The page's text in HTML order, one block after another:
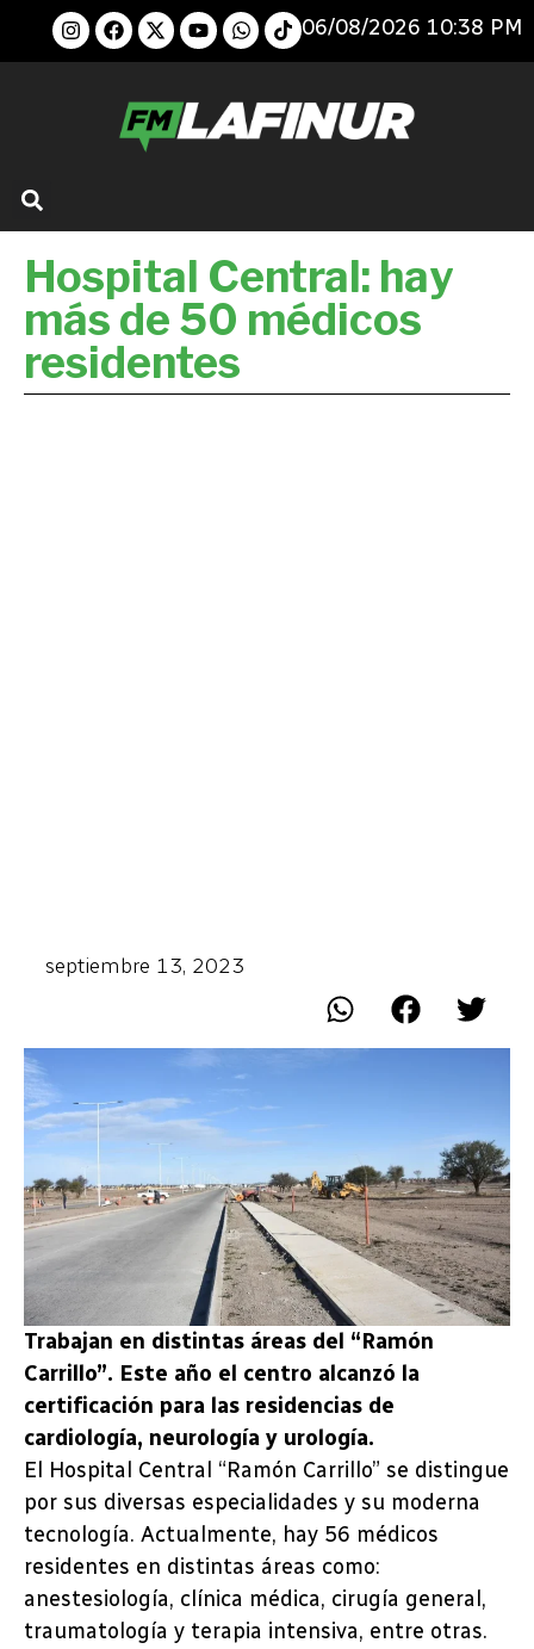
06/08/2026 10:38 PM
Hospital Central: hay
más de 50 médicos
residentes
septiembre 13, 2023
Trabajan en distintas áreas del “Ramón
Carrillo”. Este año el centro alcanzó la
certificación para las residencias de
cardiología, neurología y urología.
El Hospital Central “Ramón Carrillo” se distingue
por sus diversas especialidades y su moderna
tecnología. Actualmente, hay 56 médicos
residentes en distintas áreas como:
anestesiología, clínica médica, cirugía general,
traumatología y terapia intensiva, entre otras.